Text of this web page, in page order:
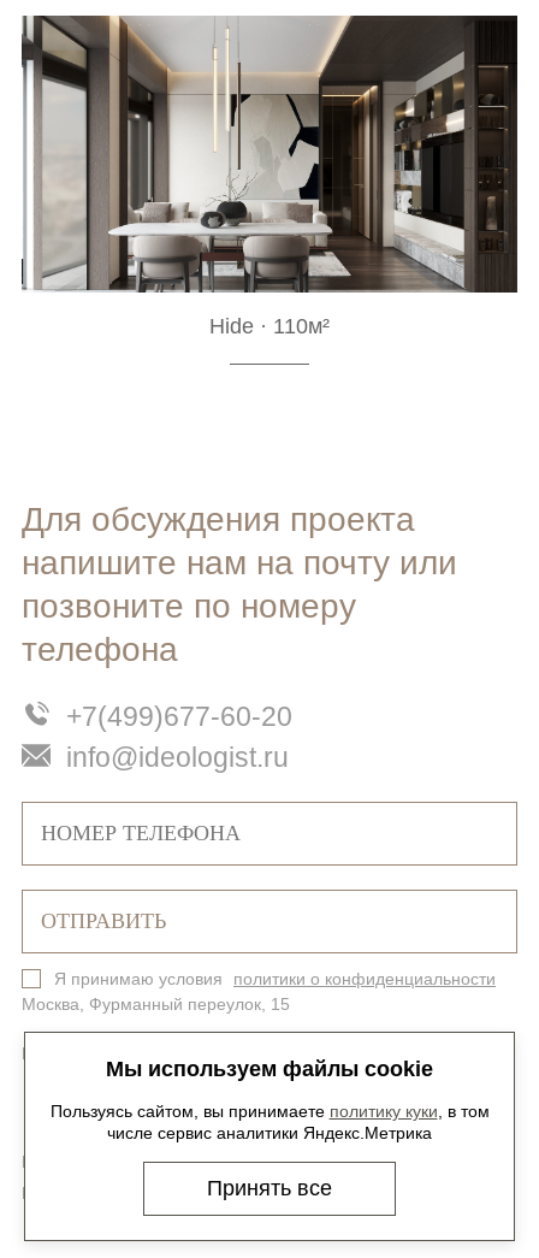
Hide · 110м²
Москва, Фурманный переулок, 15
Политика конфиденциальности
Мы в соцсетях -@ideologist.plus
Карьера -
hr@ideologist.ru
Для обсуждения проекта
напишите нам на почту или
позвоните по номеру
телефона
+7(499)677-60-20
info@ideologist.ru
Я принимаю условия политики о конфиденциальности
Мы используем файлы cookie
Пользуясь сайтом, вы принимаете политику куки , в том
числе сервис аналитики Яндекс.Метрика
Принять все